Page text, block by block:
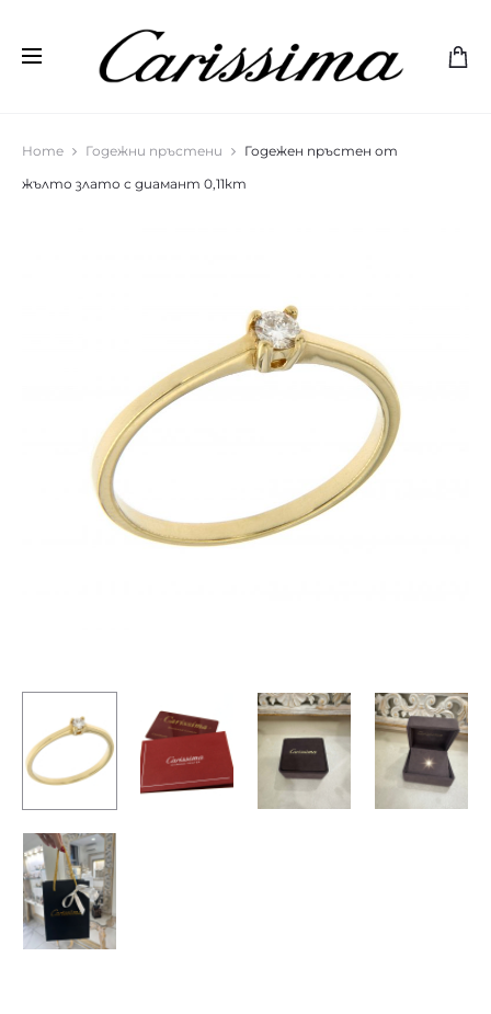
Home Годежни пръстени
Годежен пръстен от
жълто злато с диамант 0,11кт